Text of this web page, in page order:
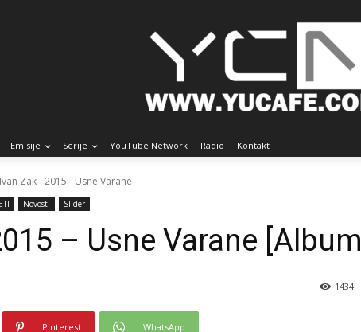
Emisije Serije YouTube Network Radio Kontakt
Ivan Zak - 2015 - Usne Varane
Novosti Slider
– Usne Varane [Album]
1434
Pinterest WhatsApp